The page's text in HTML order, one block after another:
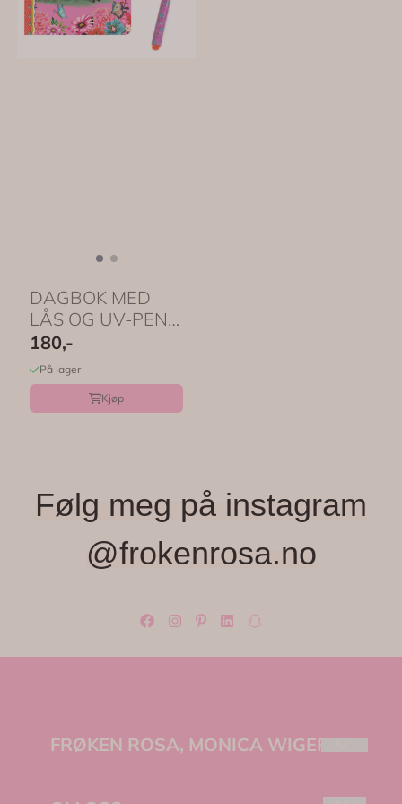
DAGBOK MED
LÅS OG UV-PENN
– Fiona med rådyr
– ...
180,-
På lager
Kjøp
Følg meg på instagram
@frokenrosa.no
FRØKEN ROSA, MONICA WIGER
univers fylt med farger, fine detaljer og unike